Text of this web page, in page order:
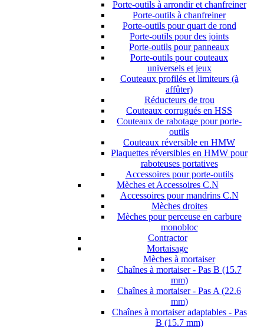
Porte-outils à arrondir et chanfreiner
Porte-outils à chanfreiner
Porte-outils pour quart de rond
Porte-outils pour des joints
Porte-outils pour panneaux
Porte-outils pour couteaux
universels et jeux
Couteaux profilés et limiteurs (à
affûter)
Réducteurs de trou
Couteaux corrugués en HSS
Couteaux de rabotage pour porte-
outils
Couteaux réversible en HMW
Plaquettes réversibles en HMW pour
raboteuses portatives
Accessoires pour porte-outils
Mèches et Accessoires C.N
Accessoires pour mandrins C.N
Mèches droites
Mèches pour perceuse en carbure
monobloc
Contractor
Mortaisage
Mèches à mortaiser
Chaînes à mortaiser - Pas B (15.7
mm)
Chaînes à mortaiser - Pas A (22.6
mm)
Chaînes à mortaiser adaptables - Pas
B (15.7 mm)